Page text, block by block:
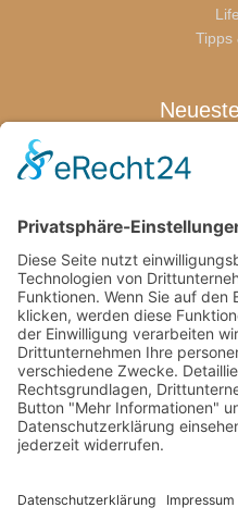
Tipps
Warum sich eine
Wenn der erste Abschied
Welche
Von den Bienen lernen:
Wie Familien mit